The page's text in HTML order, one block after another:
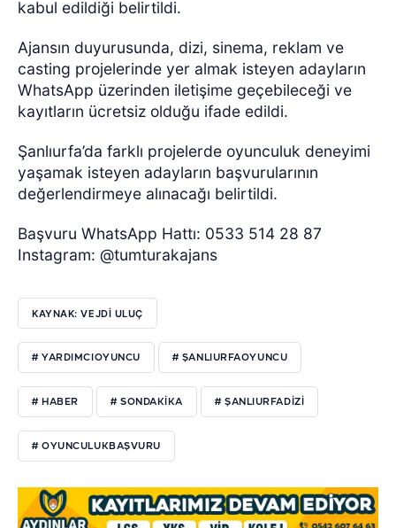
kabul edildiği belirtildi.
Ajansın duyurusunda, dizi, sinema, reklam ve
casting projelerinde yer almak isteyen adayların
WhatsApp üzerinden iletişime geçebileceği ve
kayıtların ücretsiz olduğu ifade edildi.
Şanlıurfa’da farklı projelerde oyunculuk deneyimi
yaşamak isteyen adayların başvurularının
değerlendirmeye alınacağı belirtildi.
Başvuru WhatsApp Hattı: 0533 514 28 87
Instagram: @tumturakajans
KAYNAK: VEJDI ULUÇ
# YARDIMCIOYUNCU # ŞANLIURFAOYUNCU
# HABER # SONDAKIKA # ŞANLIURFADIZI
# OYUNCULUKBAŞVURU